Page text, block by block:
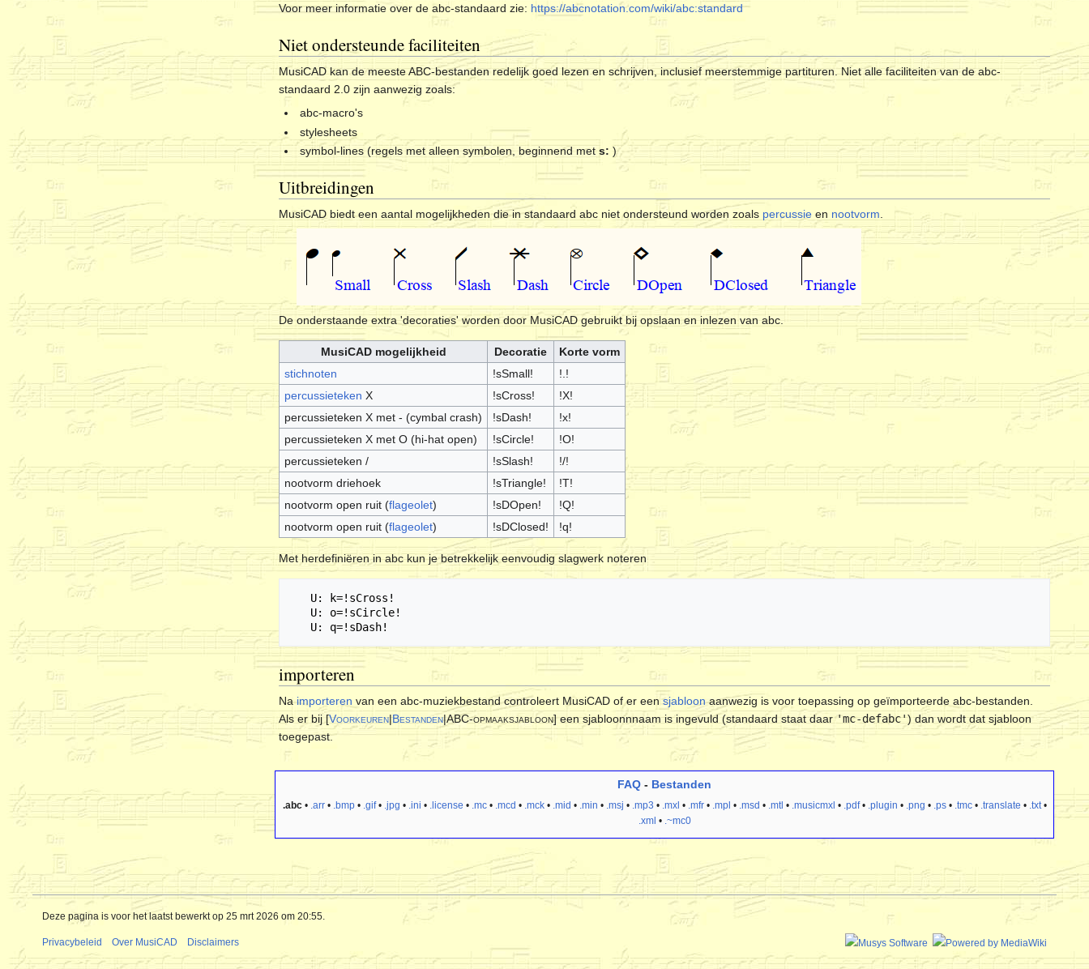
Voor meer informatie over de abc-standaard zie: https://abcnotation.com/wiki/abc:standard
Niet ondersteunde faciliteiten
MusiCAD kan de meeste ABC-bestanden redelijk goed lezen en schrijven, inclusief meerstemmige partituren. Niet alle faciliteiten van de abc-
standaard 2.0 zijn aanwezig zoals:
abc-macro's
stylesheets
symbol-lines (regels met alleen symbolen, beginnend mets: )
Uitbreidingen
MusiCAD biedt een aantal mogelijkheden die in standaard abc niet ondersteund worden zoals percussie en nootvorm
De onderstaande extra 'decoraties' worden door MusiCAD gebruikt bij opslaan en inlezen van abc.
MusiCAD mogelijkheid Decoratie
Korte vorm
stichnoten
!sSmall!
!.!
percussieteken X !sCross!
!X!
percussieteken X met - (cymbal crash)
!sDash!
!x!
percussieteken X met O (hi-hat open)
!sCircle!
!O!
percussieteken /
!sSlash!
!/!
nootvorm driehoek
!sTriangle!
!T!
nootvorm open ruit (flageolet) !sDOpen!
!Q!
nootvorm open ruit (flageolet) !sDClosed! !q!
Met herdefiniëren in abc kun je betrekkelijk eenvoudig slagwerk noteren
importeren
Naimporteren van een abc-muziekbestand controleert MusiCAD of er eensjabloonaanwezig is voor toepassing op geïmporteerde abc-bestanden.
Als er bij [Voorkeuren|Bestanden|ABC-opmaaksjabloon] een sjabloonnnaam is ingevuld (standaard staat daar'mc-defabc') dan wordt dat sjabloon
toegepast.
FAQ - Bestanden
.abc• .arr• .bmp• .gif• .jpg • .ini • .license • .mc• .mcd • .mck• .mid • .min • .msj • .mp3 • .mxl • .mfr• .mpl • .msd • .mtl • .musicmxl • .pdf• .plugin • .png • .ps• .tmc• .translate • .txt•
.xml • .~mc0
Deze pagina is voor het laatst bewerkt op 25 mrt 2026 om 20:55.
Privacybeleid Over MusiCAD Disclaimers